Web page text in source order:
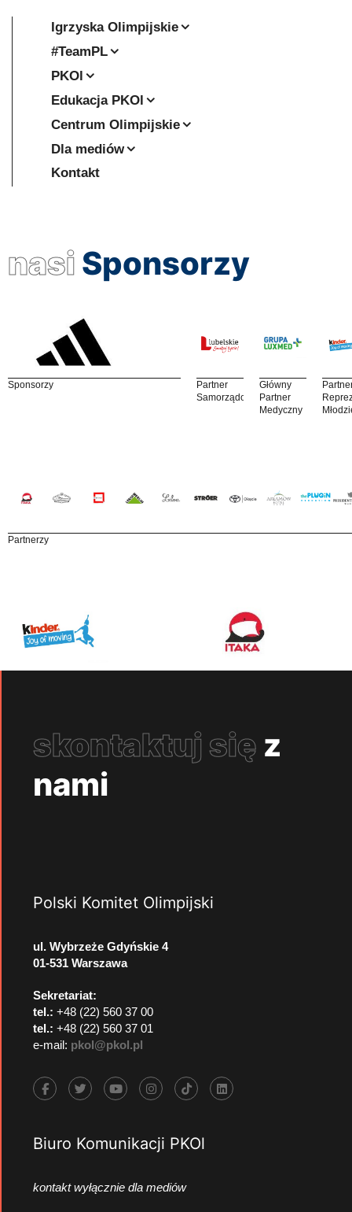
Igrzyska Olimpijskie
#TeamPL
PKOl
Edukacja PKOl
Centrum Olimpijskie
Dla mediów
Kontakt
nasi Sponsorzy
Sponsorzy
Partner
Samorządowy
Główny
Partner
Medyczny
Partnerzy
skontaktuj się z
nami
Polski Komitet Olimpijski
ul. Wybrzeże Gdyńskie 4
01-531 Warszawa
Sekretariat:
tel.: +48 (22) 560 37 00
tel.: +48 (22) 560 37 01
e-mail: pkol@pkol.pl
Biuro Komunikacji PKOl
kontakt wyłącznie dla mediów